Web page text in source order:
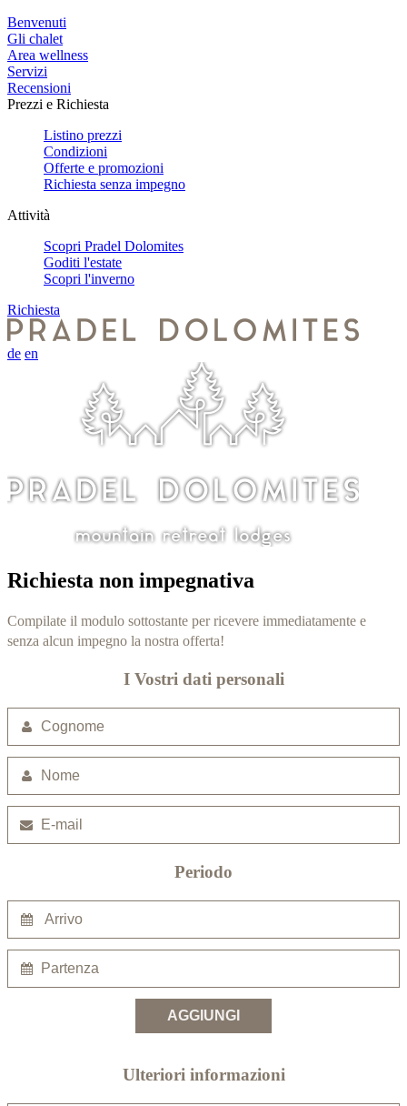
Benvenuti
Gli chalet
Area wellness
Servizi
Recensioni
Prezzi e Richiesta
Listino prezzi
Condizioni
Offerte e promozioni
Richiesta senza impegno
Attività
Scopri Pradel Dolomites
Goditi l'estate
Scopri l'inverno
Richiesta
de en
Richiesta non impegnativa
Compilate il modulo sottostante per ricevere immediatamente e
senza alcun impegno la nostra offerta!
I Vostri dati personali
Periodo
Ulteriori informazioni